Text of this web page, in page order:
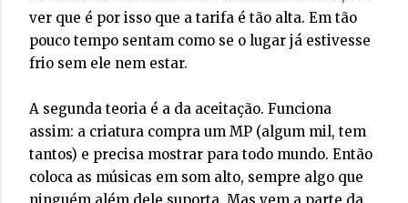
ver que é por isso que a tarifa é tão alta. Em tão
pouco tempo sentam como se o lugar já estivesse
frio sem ele nem estar.
A segunda teoria é a da aceitação. Funciona
assim: a criatura compra um MP (algum mil, tem
tantos) e precisa mostrar para todo mundo. Então
coloca as músicas em som alto, sempre algo que